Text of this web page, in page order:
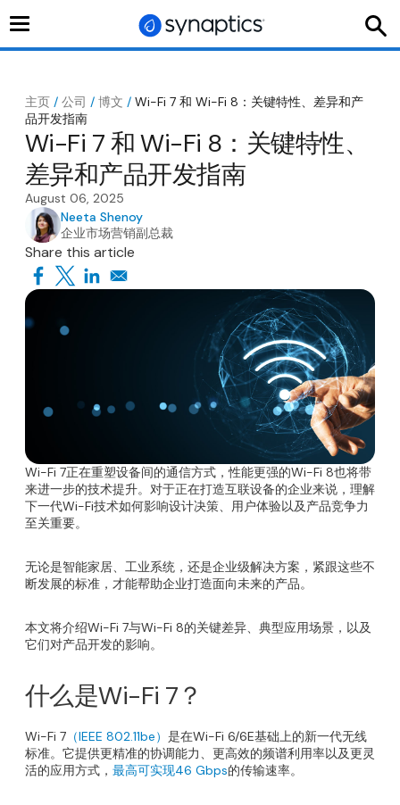
切
主页 / 公司 / 博文 / Wi-Fi 7 和 Wi-Fi 8：关键特性、差异和产
品开发指南
Wi-Fi 7 和 Wi-Fi 8：关键特性、
差异和产品开发指南
August 06, 2025
Neeta Shenoy
企业市场营销副总裁
Share this article
Wi-Fi 7正在重塑设备间的通信方式，性能更强的Wi-Fi 8也将带
来进一步的技术提升。对于正在打造互联设备的企业来说，理解
下一代Wi-Fi技术如何影响设计决策、用户体验以及产品竞争力
至关重要。
无论是智能家居、工业系统，还是企业级解决方案，紧跟这些不
断发展的标准，才能帮助企业打造面向未来的产品。
本文将介绍Wi-Fi 7与Wi-Fi 8的关键差异、典型应用场景，以及
它们对产品开发的影响。
什么是Wi-Fi 7？
Wi-Fi 7 （IEEE 802.11be） 是在Wi-Fi 6/6E基础上的新一代无线
标准。它提供更精准的协调能力、更高效的频谱利用率以及更灵
活的应用方式， 最高可实现46 Gbps的传输速率。